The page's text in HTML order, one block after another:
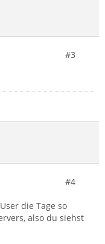
#3
#4
die Tage so
also du siehst